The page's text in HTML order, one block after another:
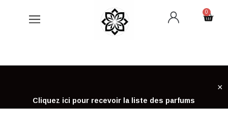
0
Cart
Cliquez ici pour recevoir la liste des parfums
×